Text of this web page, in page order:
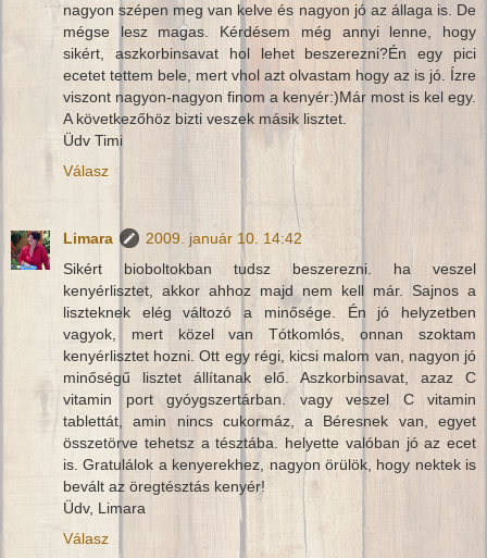
nagyon szépen meg van kelve és nagyon jó az állaga is. De
mégse lesz magas. Kérdésem még annyi lenne, hogy
sikért, aszkorbinsavat hol lehet beszerezni?Én egy pici
ecetet tettem bele, mert vhol azt olvastam hogy az is jó. Ízre
viszont nagyon-nagyon finom a kenyér:)Már most is kel egy.
A következőhöz bizti veszek másik lisztet.
Üdv Timi
Válasz
Limara
2009. január 10. 14:42
Sikért bioboltokban tudsz beszerezni. ha veszel
kenyérlisztet, akkor ahhoz majd nem kell már. Sajnos a
liszteknek elég változó a minősége. Én jó helyzetben
vagyok, mert közel van Tótkomlós, onnan szoktam
kenyérlisztet hozni. Ott egy régi, kicsi malom van, nagyon jó
minőségű lisztet állítanak elő. Aszkorbinsavat, azaz C
vitamin port gyóygszertárban. vagy veszel C vitamin
tablettát, amin nincs cukormáz, a Béresnek van, egyet
összetörve tehetsz a tésztába. helyette valóban jó az ecet
is. Gratulálok a kenyerekhez, nagyon örülök, hogy nektek is
bevált az öregtésztás kenyér!
Üdv, Limara
Válasz